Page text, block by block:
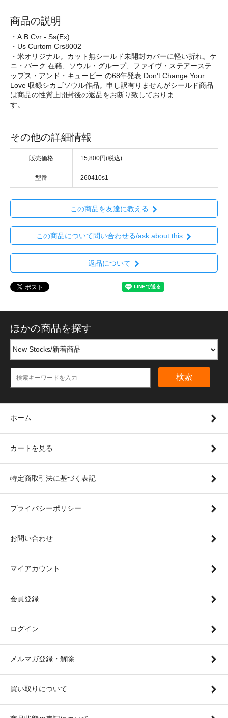
商品の説明
・A:B:Cvr - Ss(Ex)
・Us Curtom Crs8002
・米オリジナル。カット無シールド未開封カバーに軽い折れ。ケ
ニ・バーク 在籍、ソウル・グループ、ファイヴ・ステアーステ
ップス・アンド・キュービー の68年発表 Don't Change Your
Love 収録シカゴソウル作品。申し訳有りませんがシールド商品
は商品の性質上開封後の返品をお断り致しておりま
す。
その他の詳細情報
販売価格 15,800円(税込)
型番 260410s1
この商品を友達に教える
この商品について問い合わせる/ask about this
返品について
ほかの商品を探す
検索
ホーム
カートを見る
特定商取引法に基づく表記
プライバシーポリシー
お問い合わせ
マイアカウント
会員登録
ログイン
メルマガ登録・解除
買い取りについて